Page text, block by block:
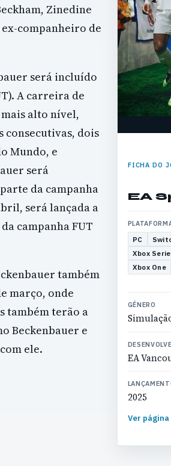
FICHA DO
EA
PC
Xbox
Xbox One
GÉNERO
EA
2025
Ver página
Zinedine
companheiro de
será incluído
A carreira de
alto nível,
consecutivas, dois
Mundo, e
será
da campanha
será lançada a
campanha FUT
também
março, onde
também terão a
Beckenbauer e
ele.